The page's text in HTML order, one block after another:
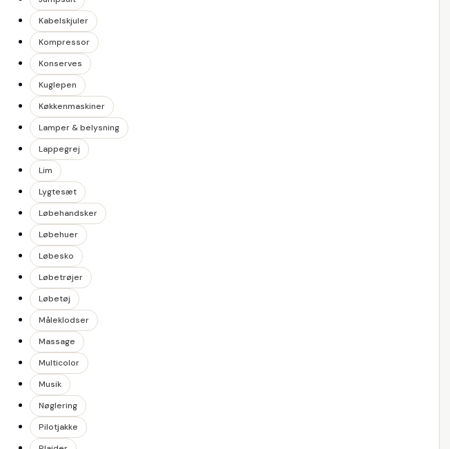
Kabelskjuler
Kompressor
Konserves
Kuglepen
Køkkenmaskiner
Lamper & belysning
Lappegrej
Lim
Lygtesæt
Løbehandsker
Løbehuer
Løbesko
Løbetrøjer
Løbetøj
Måleklodser
Massage
Multicolor
Musik
Nøglering
Pilotjakke